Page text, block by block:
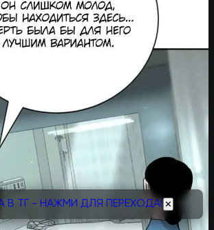
В ТГ - НАЖМИ ДЛЯ ПЕРЕХОДА! ✕